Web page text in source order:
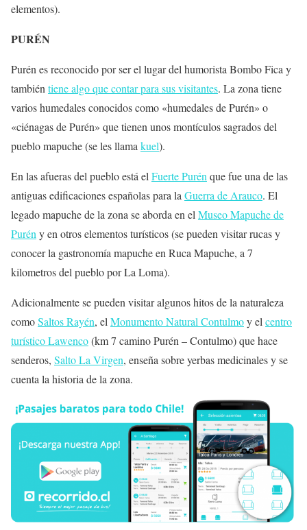
elementos).
PURÉN
Purén es reconocido por ser el lugar del humorista Bombo Fica y
también tiene algo que contar para sus visitantes. La zona tiene
varios humedales conocidos como «humedales de Purén» o
«ciénagas de Purén» que tienen unos montículos sagrados del
pueblo mapuche (se les llama kuel).
En las afueras del pueblo está el Fuerte Purén que fue una de las
antiguas edificaciones españolas para la Guerra de Arauco. El
legado mapuche de la zona se aborda en el Museo Mapuche de
Purén y en otros elementos turísticos (se pueden visitar rucas y
conocer la gastronomía mapuche en Ruca Mapuche, a 7
kilometros del pueblo por La Loma).
Adicionalmente se pueden visitar algunos hitos de la naturaleza
comoSaltos Rayén, el Monumento Natural Contulmoy el centro
turístico Lawenco(km 7 camino Purén – Contulmo) que hace
senderos, Salto La Virgen, enseña sobre yerbas medicinales y se
cuenta la historia de la zona.